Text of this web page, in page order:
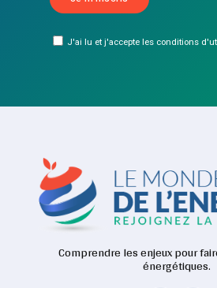
J'ai lu et j'accepte les conditions
Comprendre les enjeux pour
énergétiques.